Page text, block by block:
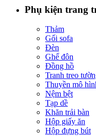
Phụ kiện trang
Thảm
Gối sofa
Đèn
Ghế đôn
Đồng hồ
Tranh treo
Thuyền mô
Nệm bệt
Tạp dề
Khăn trải bàn
Hộp giấy ăn
Hộp đựng bút